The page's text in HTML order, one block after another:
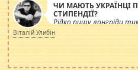
ЧИ МАЮТЬ УКРАЇНЦІ
СТИПЕНДІЇ?
Рідко пишу лонгріди
просто дістало!
навколо
роздувається ще одна
Віталій Улибін